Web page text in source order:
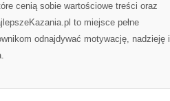
cenią sobie wartościowe treści oraz
to miejsce pełne
odnajdywać motywację, nadzieję i